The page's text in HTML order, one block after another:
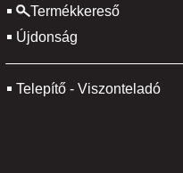
Termékkereső
Újdonság
Telepítő - Viszonteladó